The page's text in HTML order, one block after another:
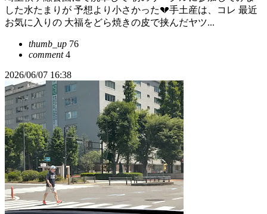
した水たまりが 予想より小さかった💔手土産は、コレ 最近
お気に入りの 大福をどら焼きの皮で挟んだヤツ...
thumb_up 76
comment4
2026/06/07 16:38